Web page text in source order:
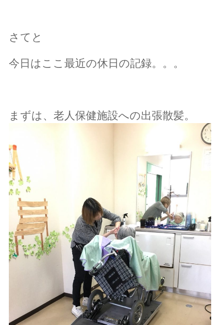
さてと
今日はここ最近の休日の記録。。。
まずは、老人保健施設への出張散髪。